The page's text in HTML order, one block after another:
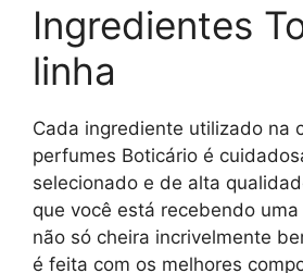
Ingredientes
linha
Cada ingrediente utilizado na
perfumes Boticário é
selecionado e de alta
que você está recebendo
não só cheira incrivelmente
é feita com os melhores